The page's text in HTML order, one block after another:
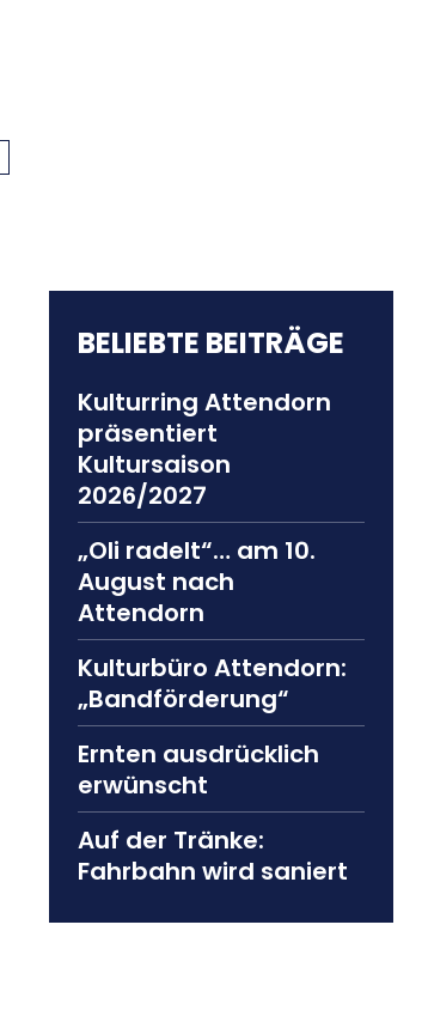
BELIEBTE BEITRÄGE
Kulturring Attendorn
präsentiert
Kultursaison
2026/2027
„Oli radelt“… am 10.
August nach
Attendorn
Kulturbüro Attendorn:
„Bandförderung“
Ernten ausdrücklich
erwünscht
Auf der Tränke:
Fahrbahn wird saniert